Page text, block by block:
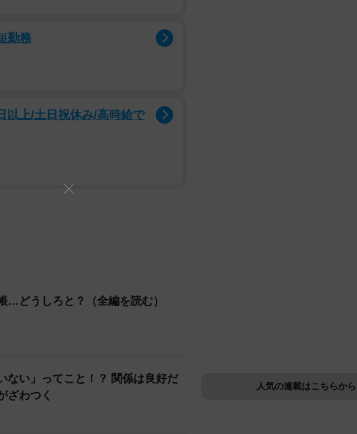
勤務
以上/土日祝休み/高時給で
…どうしろと？（全編を読む）
ない」ってこと！？ 関係は良好だ
ざわつく
人気の連載はこちらから